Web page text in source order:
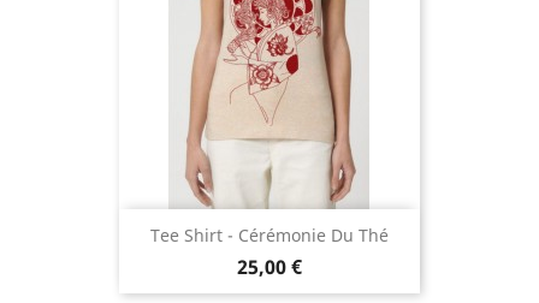
Tee Shirt - Cérémonie Du Thé
Prix
25,00 €